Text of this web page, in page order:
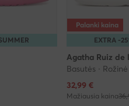
EXTRA -
Palanki kaina
Agatha Ruiz de
Basutės · Rožinė
Dabartinė kaina
32,99 €
Mažiausia kaina